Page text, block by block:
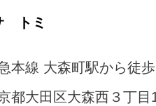
トミ
本線 大森町駅から徒
都大田区大森西３丁目